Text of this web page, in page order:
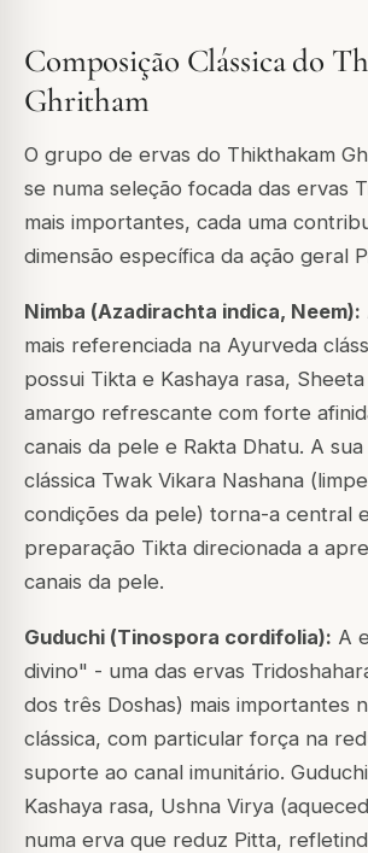
Composição Clássica do
Ghritham
O grupo de ervas do Thikthakam
se numa seleção focada das ervas
mais importantes, cada uma
dimensão específica da ação geral
Nimba (Azadirachta indica, Neem):
mais referenciada na Ayurveda
possui Tikta e Kashaya rasa,
amargo refrescante com forte
canais da pele e Rakta Dhatu. A
clássica Twak Vikara Nashana
condições da pele) torna-a central
preparação Tikta direcionada a
canais da pele.
Guduchi (Tinospora cordifolia): A
divino" - uma das ervas
dos três Doshas) mais importantes
clássica, com particular força na
suporte ao canal imunitário.
Kashaya rasa, Ushna Virya
numa erva que reduz Pitta,